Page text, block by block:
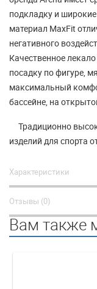
подкладку и
материал MaxFit
негативного
Качественное
посадку по фигуре,
максимальный
бассейне, на
Традиционно
изделий для спорта
Характеристики
Отзывы (0)
Вам также